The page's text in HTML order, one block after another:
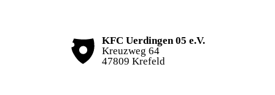
KFC Uerdingen 05 e.V.
Kreuzweg 64
47809 Krefeld